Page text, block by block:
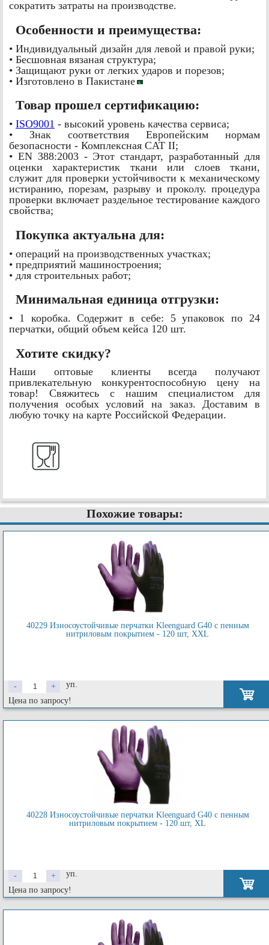
сократить затраты на производстве.
Особенности и преимущества:
• Индивидуальный дизайн для левой и правой руки;
• Бесшовная вязаная структура;
• Защищают руки от легких ударов и порезов;
• Изготовлено в Пакистане
Товар прошел сертификацию:
• ISO9001 - высокий уровень качества сервиса;
• Знак соответствия Европейским нормам
безопасности - Комплексная CAT II;
• EN 388:2003 - Этот стандарт, разработанный для
оценки характеристик ткани или слоев ткани,
служит для проверки устойчивости к механическому
истиранию, порезам, разрыву и проколу. процедура
проверки включает раздельное тестирование каждого
свойства;
Покупка актуальна для:
• операций на производственных участках;
• предприятий машиностроения;
• для строительных работ;
Минимальная единица отгрузки:
• 1 коробка. Содержит в себе: 5 упаковок по 24
перчатки, общий объем кейса 120 шт.
Хотите скидку?
Наши оптовые клиенты всегда получают
привлекательную конкурентоспособную цену на
товар! Свяжитесь с нашим специалистом для
получения особых условий на заказ. Доставим в
любую точку на карте Российской Федерации.
Похожие товары:
40229 Износоустойчивые перчатки Kleenguard G40 с пенным
нитриловым покрытием - 120 шт, XXL
- +
уп.
Цена по запросу!
40228 Износоустойчивые перчатки Kleenguard G40 с пенным
нитриловым покрытием - 120 шт, XL
- +
уп.
Цена по запросу!